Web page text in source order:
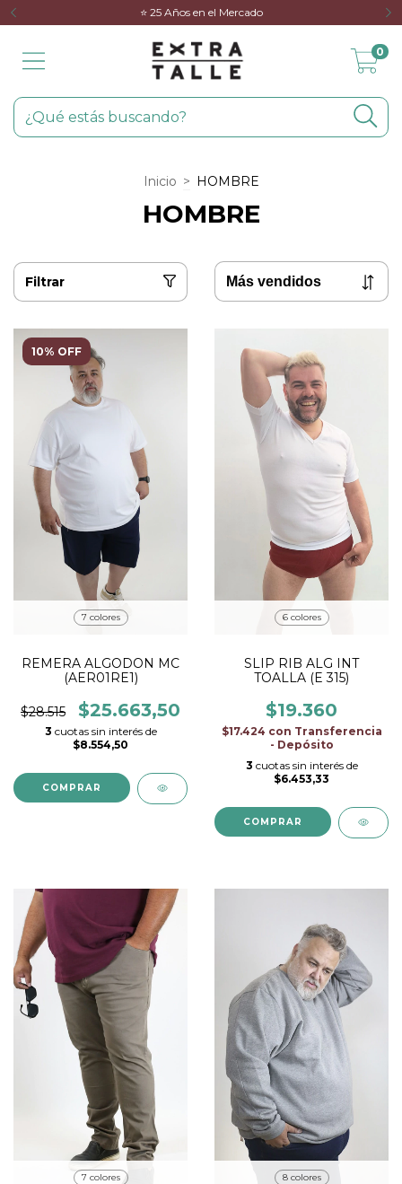
⭐️ 25 Años en el Mercado
0
Inicio > HOMBRE
HOMBRE
Filtrar
10% OFF
7 colores
REMERA ALGODON MC
(AER01RE1)
$28.515 $25.663,50
3 cuotas sin interés de
$8.554,50
COMPRAR
6 colores
SLIP RIB ALG INT
TOALLA (E 315)
$19.360
$17.424 con Transferencia
- Depósito
3 cuotas sin interés de
$6.453,33
COMPRAR
7 colores 8 colores